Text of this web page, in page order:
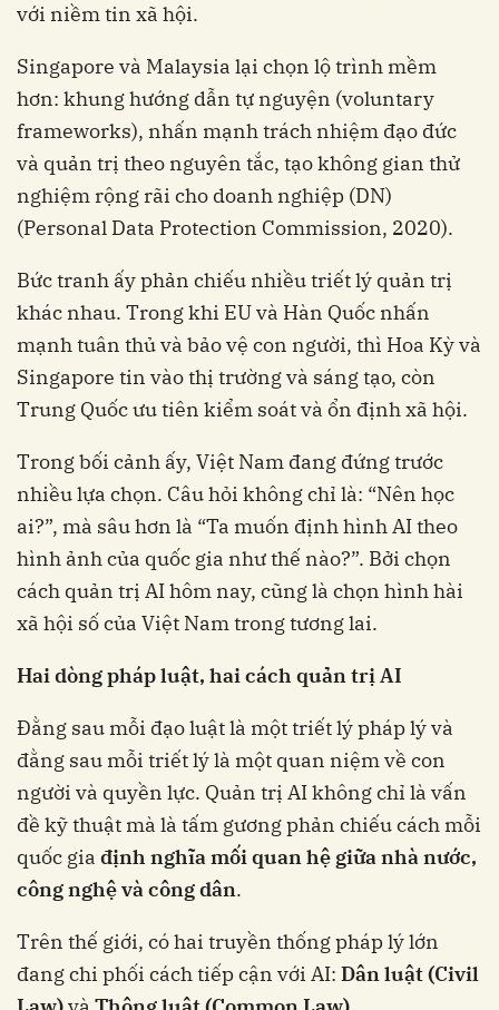
với niềm tin xã hội.
Singapore và Malaysia lại chọn lộ trình mềm
hơn: khung hướng dẫn tự nguyện (voluntary
frameworks), nhấn mạnh trách nhiệm đạo đức
và quản trị theo nguyên tắc, tạo không gian thử
nghiệm rộng rãi cho doanh nghiệp (DN)
(Personal Data Protection Commission, 2020).
Bức tranh ấy phản chiếu nhiều triết lý quản trị
khác nhau. Trong khi EU và Hàn Quốc nhấn
mạnh tuân thủ và bảo vệ con người, thì Hoa Kỳ và
Singapore tin vào thị trường và sáng tạo, còn
Trung Quốc ưu tiên kiểm soát và ổn định xã hội.
Trong bối cảnh ấy, Việt Nam đang đứng trước
nhiều lựa chọn. Câu hỏi không chỉ là: “Nên học
ai?”, mà sâu hơn là “Ta muốn định hình AI theo
hình ảnh của quốc gia như thế nào?”. Bởi chọn
cách quản trị AI hôm nay, cũng là chọn hình hài
xã hội số của Việt Nam trong tương lai.
Hai dòng pháp luật, hai cách quản trị AI
Đằng sau mỗi đạo luật là một triết lý pháp lý và
đằng sau mỗi triết lý là một quan niệm về con
người và quyền lực. Quản trị AI không chỉ là vấn
đề kỹ thuật mà là tấm gương phản chiếu cách mỗi
quốc gia định nghĩa mối quan hệ giữa nhà nước,
công nghệ và công dân.
Trên thế giới, có hai truyền thống pháp lý lớn
đang chi phối cách tiếp cận với AI: Dân luật (Civil